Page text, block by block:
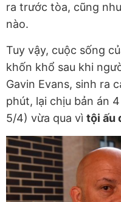
ra trước tòa, cũng
nào.
Tuy vậy, cuộc sống
khốn khổ sau khi
Gavin Evans, sinh ra
phút, lại chịu bản án
5/4) vừa qua vì tội ấu